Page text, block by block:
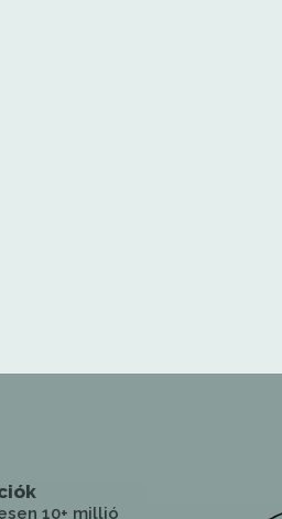
10+ millió